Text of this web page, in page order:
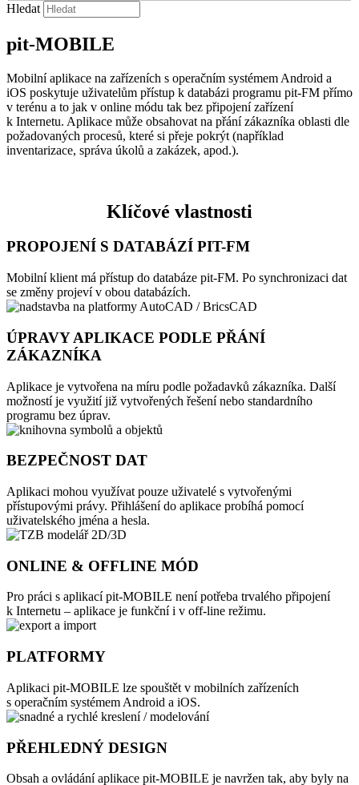
Hledat
pit-MOBILE
Mobilní aplikace na zařízeních s operačním systémem Android a
iOS poskytuje uživatelům přístup k databázi programu pit-FM přímo
v terénu a to jak v online módu tak bez připojení zařízení
k Internetu. Aplikace může obsahovat na přání zákazníka oblasti dle
požadovaných procesů, které si přeje pokrýt (například
inventarizace, správa úkolů a zakázek, apod.).
Klíčové vlastnosti
PROPOJENÍ S DATABÁZÍ PIT-FM
Mobilní klient má přístup do databáze pit-FM. Po synchronizaci dat
se změny projeví v obou databázích.
ÚPRAVY APLIKACE PODLE PŘÁNÍ
ZÁKAZNÍKA
Aplikace je vytvořena na míru podle požadavků zákazníka. Další
možností je využití již vytvořených řešení nebo standardního
programu bez úprav.
BEZPEČNOST DAT
Aplikaci mohou využívat pouze uživatelé s vytvořenými
přístupovými právy. Přihlášení do aplikace probíhá pomocí
uživatelského jména a hesla.
ONLINE & OFFLINE MÓD
Pro práci s aplikací pit-MOBILE není potřeba trvalého připojení
k Internetu – aplikace je funkční i v off-line režimu.
PLATFORMY
Aplikaci pit-MOBILE lze spouštět v mobilních zařízeních
s operačním systémem Android a iOS.
PŘEHLEDNÝ DESIGN
Obsah a ovládání aplikace pit-MOBILE je navržen tak, aby byly na